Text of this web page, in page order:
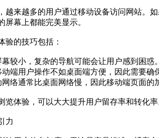
越来越多的用户通过移动设备访问网站。
屏幕上都能完美显示。
验的技巧包括：
较小，复杂的导航可能会让用户感到困
端用户操作不如桌面端方便，因此需要确
络通常比桌面网络慢，因此移动端页面的
览体验，可以大大提升用户留存率和转化率
力